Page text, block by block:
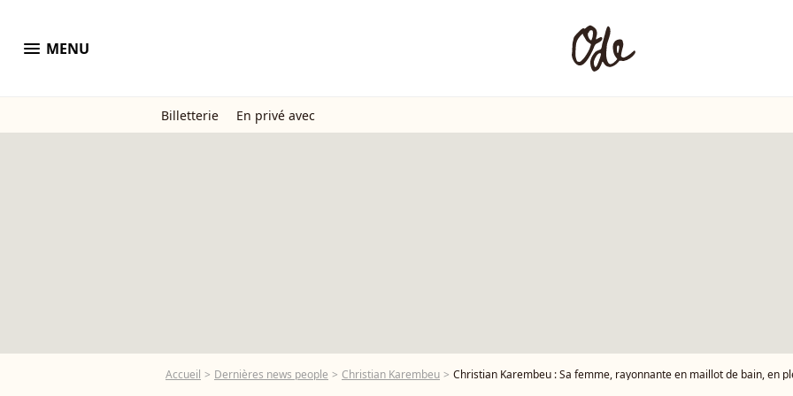
menu MENU
Billetterie En privé avec
Accueil Dernières news people Christian Karembeu Christian Karembeu : Sa femme, rayonnante en maillot de bain, en